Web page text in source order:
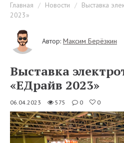
Главная Новости
Выставка
2023»
Автор: Максим Берёзкин
Выставка
«ЕДрайв 2023»
06.04.2023 575 0 0